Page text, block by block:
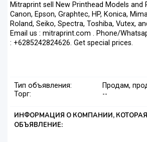
Mitraprint sell New Printhead Models and
Canon, Epson, Graphtec, HP, Konica,
Roland, Seiko, Spectra, Toshiba, Vutex,
Email us : mitraprint.com . Phone/
: +6285242824626. Get special prices.
Тип объявления:
Продам,
Торг:
--
ИНФОРМАЦИЯ О КОМПАНИИ,
ОБЪЯВЛЕНИЕ: